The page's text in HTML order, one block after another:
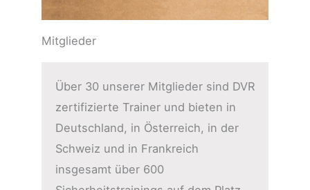
Mitglieder
Über 30 unserer Mitglieder sind DVR
zertifizierte Trainer und bieten in
Deutschland, in Österreich, in der
Schweiz und in Frankreich
insgesamt über 600